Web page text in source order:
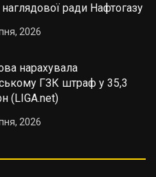
ради Нафтогазу
2026
нарахувала
ГЗК штраф у 35,3
(LIGA.net)
2026